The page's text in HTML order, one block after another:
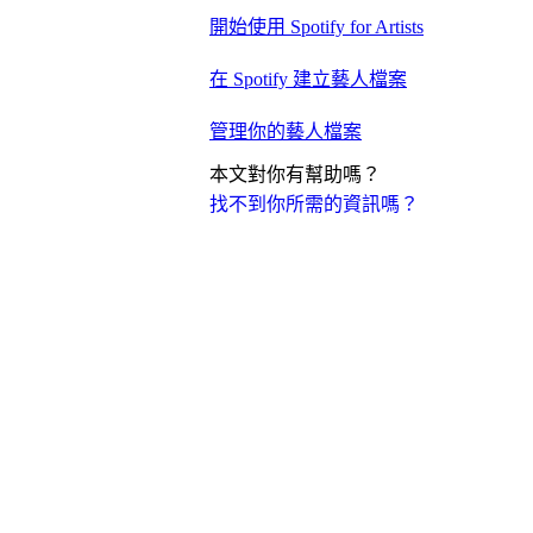
找不到你所需的資訊嗎？
開始使用 Spotify for Artists
在 Spotify 建立藝人檔案
管理你的藝人檔案
本文對你有幫助嗎？